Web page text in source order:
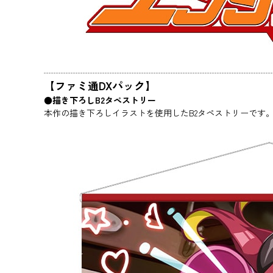
【ファミ通DXパック】
●描き下ろしB2タペストリー
本作の描き下ろしイラストを使用したB2タペストリーです